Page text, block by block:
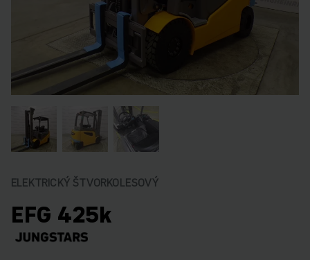
ELEKTRICKÝ ŠTVORKOLESOVÝ
EFG 425k